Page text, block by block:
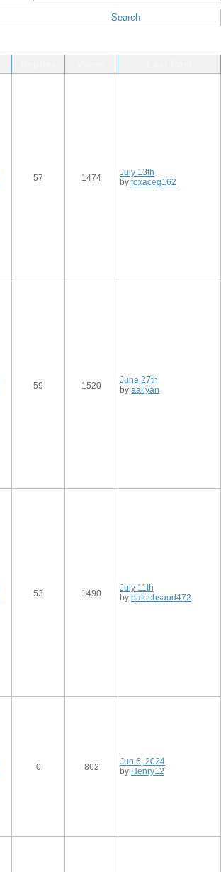
Search
57 1474
July 13th
by foxaceg162
59 1520
June 27th
by aaliyan
53 1490
July 11th
by balochsaud472
0 862
Jun 6, 2024
by Henry12